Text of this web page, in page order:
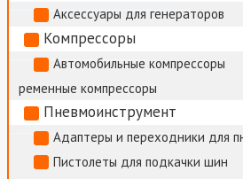
Аксессуары для генераторов
Компрессоры
Автомобильные компрессоры
ременные компрессоры
Пневмоинструмент
Адаптеры и переходники для
Пистолеты для подкачки шин